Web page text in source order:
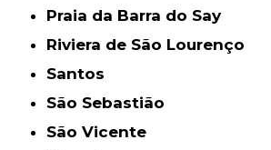
Praia da Barra do Say
Riviera de São Lourenço
Santos
São Sebastião
São Vicente